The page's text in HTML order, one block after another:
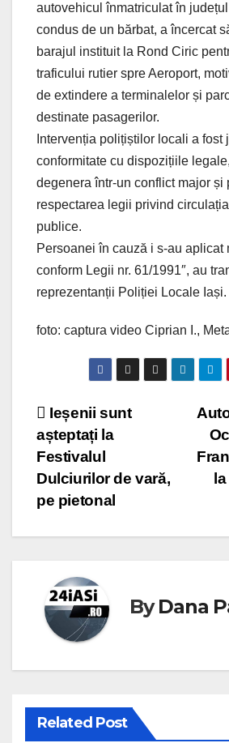
autovehicul înmatriculat în
condus de un bărbat, a încercat
barajul instituit la Rond Ciric
traficului rutier spre Aeroport,
de extindere a terminalelor și
destinate pasagerilor.
Intervenția polițiștilor locali a fost
conformitate cu dispozițiile
degenera într-un conflict major și
respectarea legii privind
publice.
Persoanei în cauză i s-au aplicat
conform Legii nr. 61/1991″, au
reprezentanții Poliției Locale Iași.
foto: captura video Ciprian I.,
Post
navigation
­­­­­Ieșenii sunt
așteptați la
Festivalul
Dulciurilor de vară,
pe pietonal
ByDana
Related Post